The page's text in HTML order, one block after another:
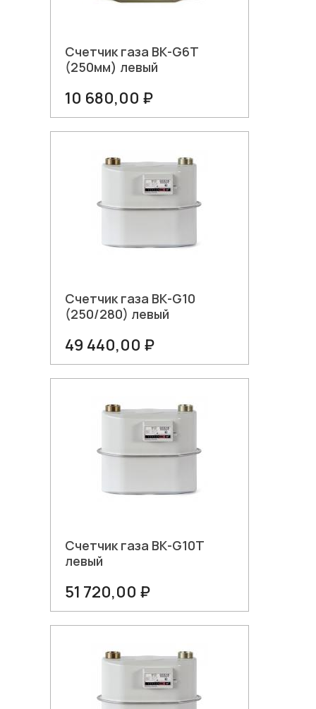
В корзину
Счетчик газа ВК-G6Т
(250мм) левый
10 680,00 ₽
В корзину
Счетчик газа ВК-G10
(250/280) левый
49 440,00 ₽
В корзину
Счетчик газа ВК-G10Т
левый
51 720,00 ₽